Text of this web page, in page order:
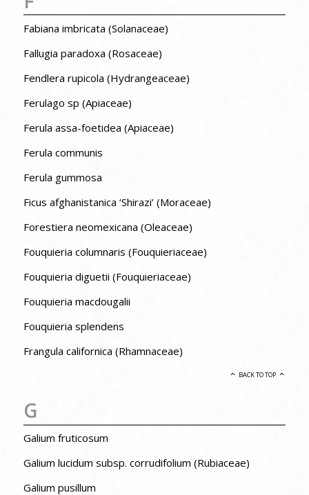
Fabiana imbricata (Solanaceae)
Fallugia paradoxa (Rosaceae)
Fendlera rupicola (Hydrangeaceae)
Ferulago sp (Apiaceae)
Ferula assa-foetidea (Apiaceae)
Ferula communis
Ferula gummosa
Ficus afghanistanica ‘Shirazi’ (Moraceae)
Forestiera neomexicana (Oleaceae)
Fouquieria columnaris (Fouquieriaceae)
Fouquieria diguetii (Fouquieriaceae)
Fouquieria macdougalii
Fouquieria splendens
Frangula californica (Rhamnaceae)
BACK TO TOP
G
Galium fruticosum
Galium lucidum subsp. corrudifolium (Rubiaceae)
Galium pusillum